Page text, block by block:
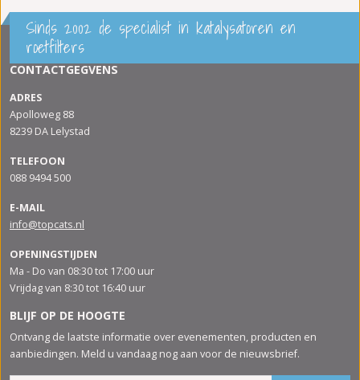
Sinds 2002 de specialist in katalysatoren en
roetfilters
CONTACTGEGVENS
ADRES
Apolloweg 88
8239 DA Lelystad
TELEFOON
088 9494 500
E-MAIL
info@topcats.nl
OPENINGSTIJDEN
Ma - Do van 08:30 tot 17:00 uur
Vrijdag van 8:30 tot 16:40 uur
BLIJF OP DE HOOGTE
Ontvang de laatste informatie over evenementen, producten en
aanbiedingen. Meld u vandaag nog aan voor de nieuwsbrief.